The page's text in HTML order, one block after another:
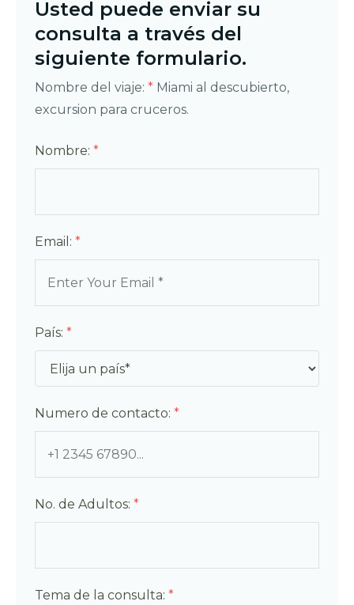
Usted puede enviar su
consulta a través del
siguiente formulario.
Nombre del viaje: * Miami al descubierto,
excursion para cruceros.
Nombre: *
Email: *
País: *
Numero de contacto: *
No. de Adultos: *
Tema de la consulta: *